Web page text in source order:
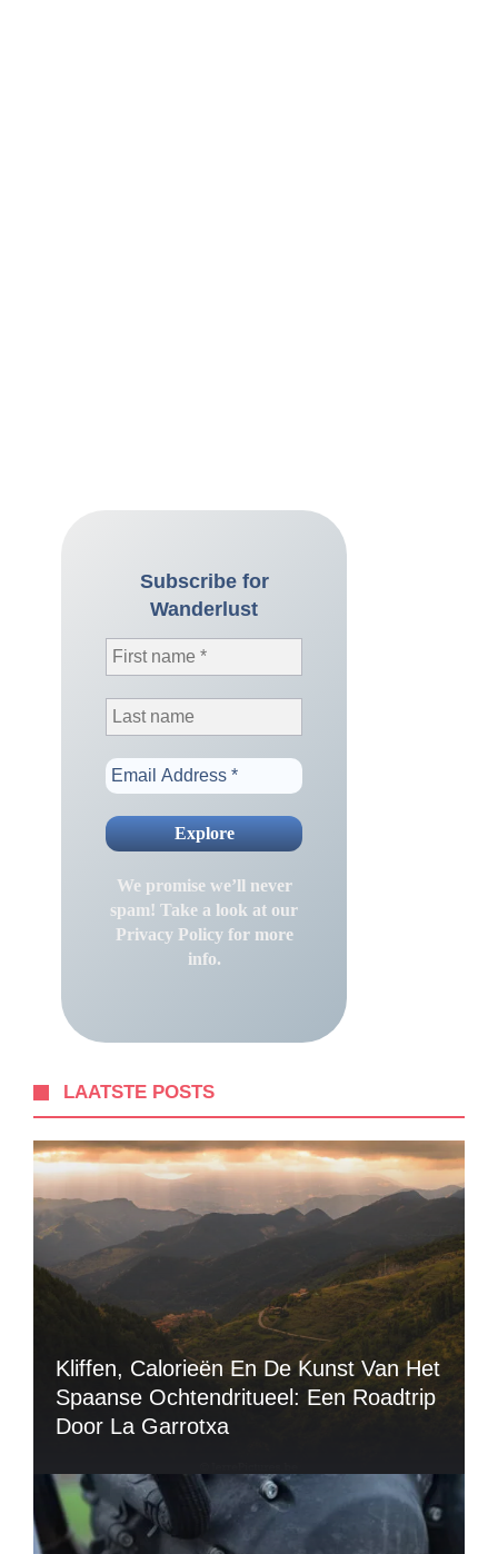
Subscribe for
Wanderlust
We promise we’ll never
spam! Take a look at our
Privacy Policyfor more
info.
LAATSTE POSTS
Kliffen, Calorieën En De Kunst Van Het
Spaanse Ochtendritueel: Een Roadtrip
Door La Garrotxa